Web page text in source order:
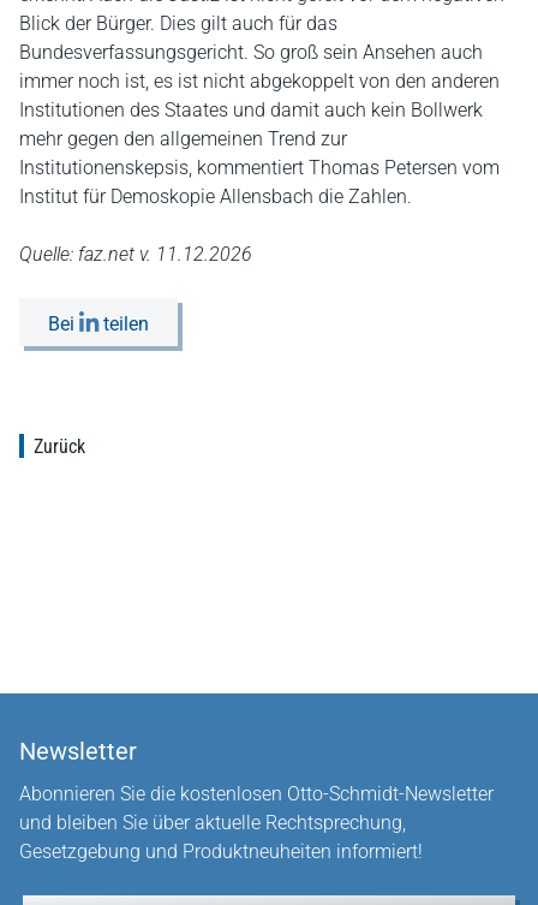
Blick der Bürger. Dies gilt auch für das
Bundesverfassungsgericht. So groß sein Ansehen auch
immer noch ist, es ist nicht abgekoppelt von den anderen
Institutionen des Staates und damit auch kein Bollwerk
mehr gegen den allgemeinen Trend zur
Institutionenskepsis, kommentiert Thomas Petersen vom
Institut für Demoskopie Allensbach die Zahlen.
Quelle: faz.net v. 11.12.2026
Bei teilen
Zurück
Newsletter
Abonnieren Sie die kostenlosen Otto-Schmidt-Newsletter
und bleiben Sie über aktuelle Rechtsprechung,
Gesetzgebung und Produktneuheiten informiert!